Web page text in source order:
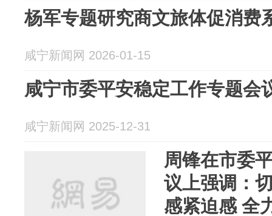
杨军专题研究商文旅体促消费
咸宁新闻网 2026-01-15
咸宁市委平安稳定工作专题会
咸宁新闻网 2025-12-31
周锋在市委
议上强调：
感紧迫感 全